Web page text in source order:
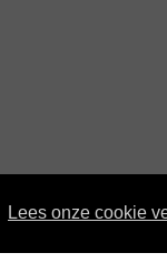
Lees onze cookie